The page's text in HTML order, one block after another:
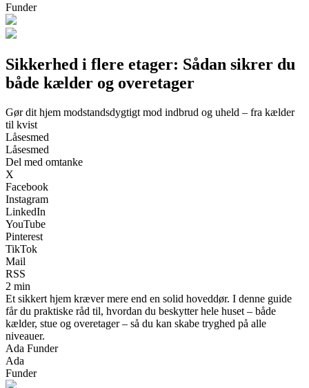
Funder
Sikkerhed i flere etager: Sådan sikrer du
både kælder og overetager
Gør dit hjem modstandsdygtigt mod indbrud og uheld – fra kælder
til kvist
Låsesmed
Låsesmed
Del med omtanke
X
Facebook
Instagram
LinkedIn
YouTube
Pinterest
TikTok
Mail
RSS
2 min
Et sikkert hjem kræver mere end en solid hoveddør. I denne guide
får du praktiske råd til, hvordan du beskytter hele huset – både
kælder, stue og overetager – så du kan skabe tryghed på alle
niveauer.
Ada Funder
Ada
Funder